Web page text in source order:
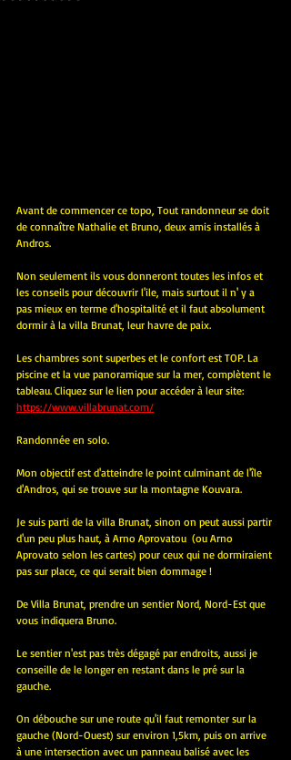
Avant de commencer ce topo, Tout randonneur se doit
de connaître Nathalie et Bruno, deux amis installés à
Andros.
Non seulement ils vous donneront toutes les infos et
les conseils pour découvrir l'ile, mais surtout il n' y a
pas mieux en terme d'hospitalité et il faut absolument
dormir à la villa Brunat, leur havre de paix.
Les chambres sont superbes et le confort est TOP. La
piscine et la vue panoramique sur la mer, complètent le
tableau. Cliquez sur le lien pour accéder à leur site:
https://www.villabrunat.com/
Randonnée en solo.
Mon objectif est d'atteindre le point culminant de l'île
d'Andros, qui se trouve sur la montagne Kouvara.
Je suis parti de la villa Brunat, sinon on peut aussi partir
d'un peu plus haut, à Arno Aprovatou  (ou Arno
Aprovato selon les cartes) pour ceux qui ne dormiraient
pas sur place, ce qui serait bien dommage !
De Villa Brunat, prendre un sentier Nord, Nord-Est que
vous indiquera Bruno.
Le sentier n'est pas très dégagé par endroits, aussi je
conseille de le longer en restant dans le pré sur la
gauche.
On débouche sur une route qu'il faut remonter sur la
gauche (Nord-Ouest) sur environ 1,5km, puis on arrive
à une intersection avec un panneau balisé avec les